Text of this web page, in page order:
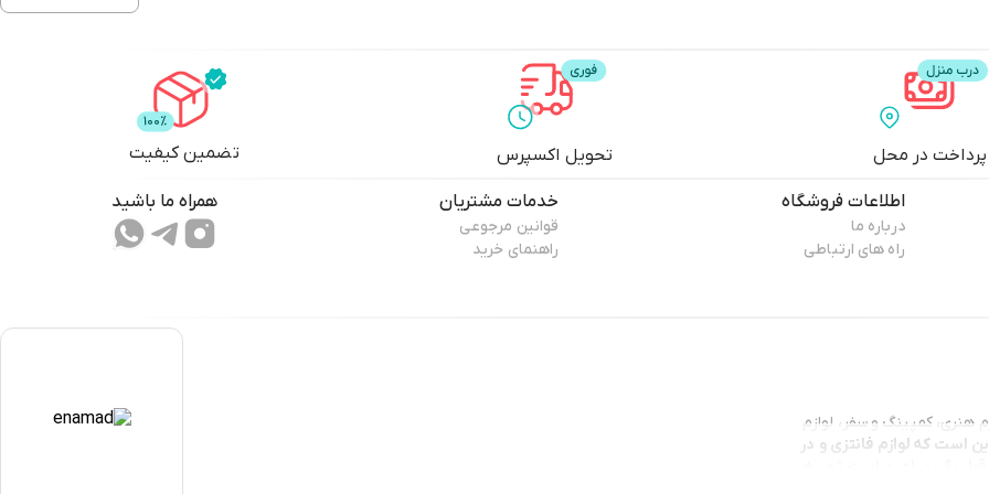
پرداخت در محل تحویل اکسپرس تضمین کیفیت
اطلاعات فروشگاه
درباره ما
راه های ارتباطی
خدمات مشتریان
قوانین مرجوعی
راهنمای خرید
همراه ما باشید
لوازم هنری، کمپینگ و سفر، لوازم
است که لوازم فانتزی و در